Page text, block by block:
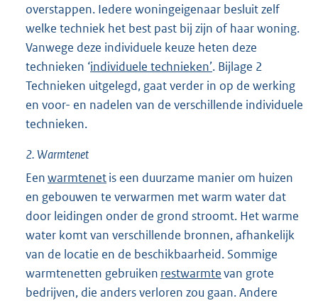
overstappen. Iedere woningeigenaar besluit zelf
welke techniek het best past bij zijn of haar woning.
Vanwege deze individuele keuze heten deze
technieken ‘individuele technieken’. Bijlage 2
Technieken uitgelegd, gaat verder in op de werking
en voor- en nadelen van de verschillende individuele
technieken.
2.Warmtenet
Eenwarmtenetis een duurzame manier om huizen
en gebouwen te verwarmen met warm water dat
door leidingen onder de grond stroomt. Het warme
water komt van verschillende bronnen, afhankelijk
van de locatie en de beschikbaarheid. Sommige
warmtenetten gebruiken restwarmtevan grote
bedrijven, die anders verloren zou gaan. Andere